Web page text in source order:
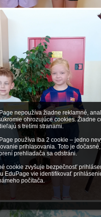
nepoužíva žiadne reklamné,
ohrozujúce cookies. Žiadne
s tretími stranami.
používa iba 2 cookie – jedno
prihlasovania. Toto je
prehliadača sa odstráni.
cookie zvyšuje bezpečnosť
EduPage vie identifikovať
počítača.